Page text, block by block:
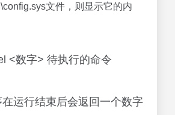
文件，则显示它的内
<数字> 待执行的命令
运行结束后会返回一个数字